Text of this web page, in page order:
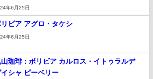
年6月25日
ビア アグロ・タケシ
年6月25日
山珈琲：ボリビア カルロス・イトゥラルデ
シャ ピーベリー